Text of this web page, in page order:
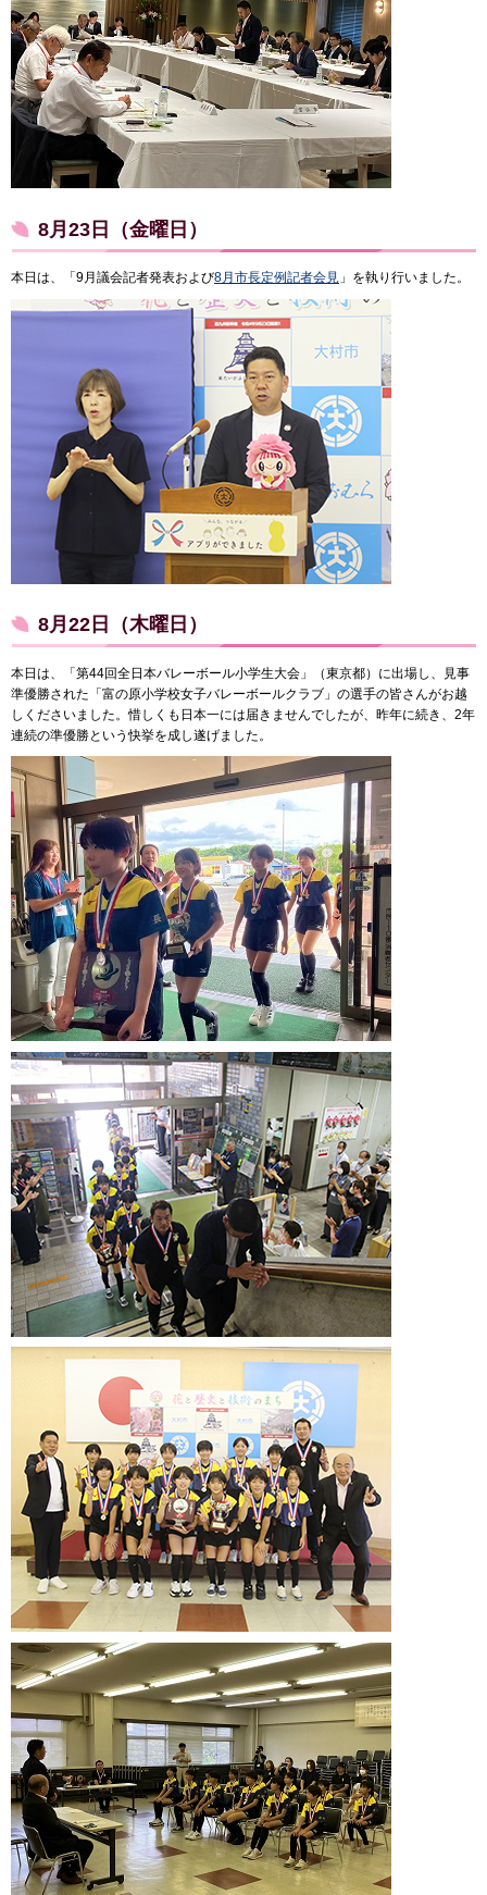
8月23日（金曜日）
本日は、「9月議会記者発表および8月 市長定例記者会見 」を執り行いました。
8月22日（木曜日）
本日は、「第44回全日本バレーボール小学生大会」（東京都）に出場し、見事
準優勝された「富の原小学校女子バレーボールクラブ」の選手の皆さんがお越
しくださいました。惜しくも日本一には届きませんでしたが、昨年に続き、2年
連続の準優勝という快挙を成し遂げました。